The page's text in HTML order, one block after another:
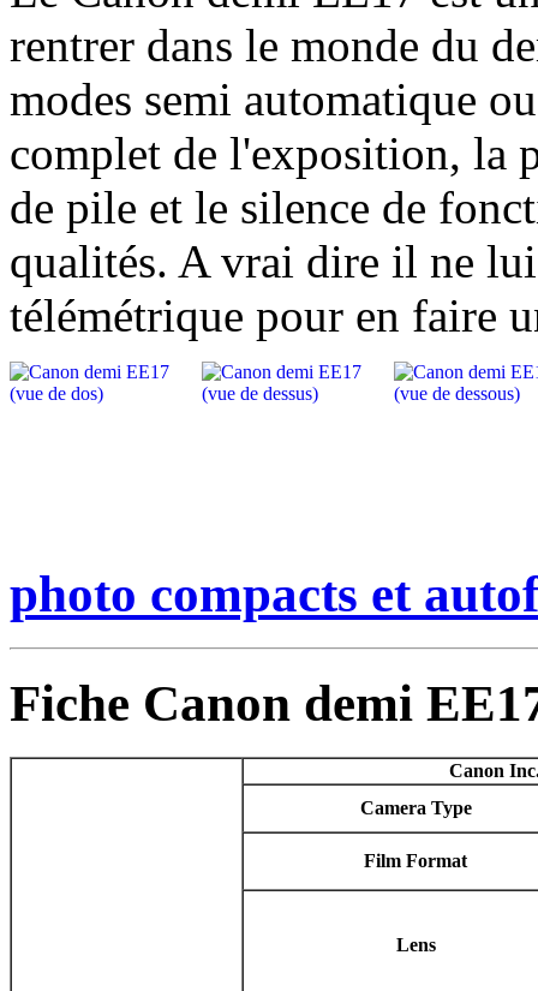
rentrer dans le monde du
modes semi automatique
complet de l'exposition, la
de pile et le silence de
qualités. A vrai dire il ne
télémétrique pour en faire
photo compacts et
Fiche Canon demi
Canon
Camera Type
Film Format
Lens